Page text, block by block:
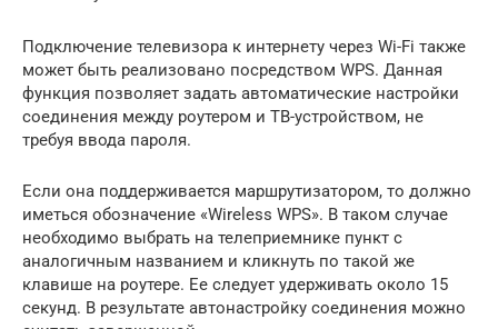
Подключение телевизора к интернету через Wi-Fi также
может быть реализовано посредством WPS. Данная
функция позволяет задать автоматические настройки
соединения между роутером и ТВ-устройством, не
требуя ввода пароля.
Если она поддерживается маршрутизатором, то должно
иметься обозначение «Wireless WPS». В таком случае
необходимо выбрать на телеприемнике пункт с
аналогичным названием и кликнуть по такой же
клавише на роутере. Ее следует удерживать около 15
секунд. В результате автонастройку соединения можно